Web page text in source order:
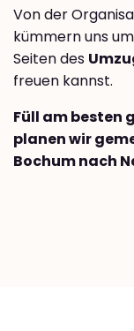
Von der
kümmern uns
Seiten des
freuen kannst.
Füll am besten
planen wir
Bochum nach